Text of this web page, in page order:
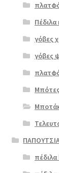
Διαβά
στε
περισ
α
Πέδιλα
γόβες
γόβες
Μπότες
πέδιλα